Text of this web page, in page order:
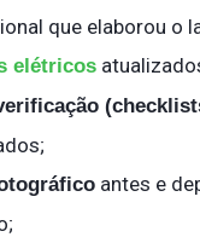
que elaborou o
elétricos
antes e